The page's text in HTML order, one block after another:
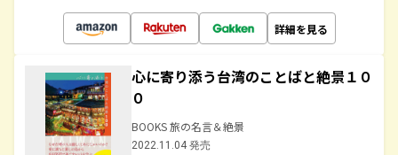
詳細を見る
心に寄り添う台湾のことばと絶景１０
０
BOOKS 旅の名言＆絶景
2022.11.04 発売